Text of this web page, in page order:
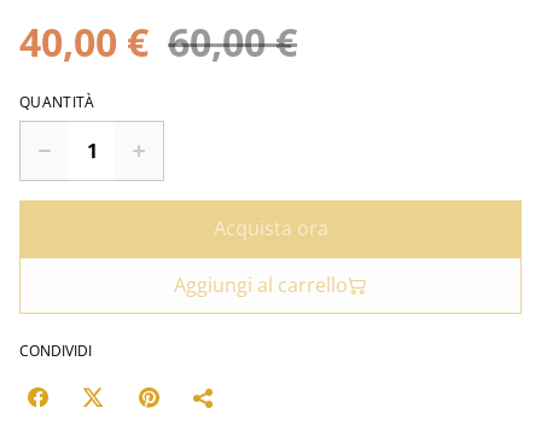
40,00 € 60,00 €
QUANTITÀ
Acquista ora
Aggiungi al carrello
CONDIVIDI